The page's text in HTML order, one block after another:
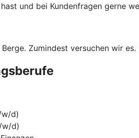
und bei Kundenfragen gerne
Zumindest versuchen wir
d)
w/d)